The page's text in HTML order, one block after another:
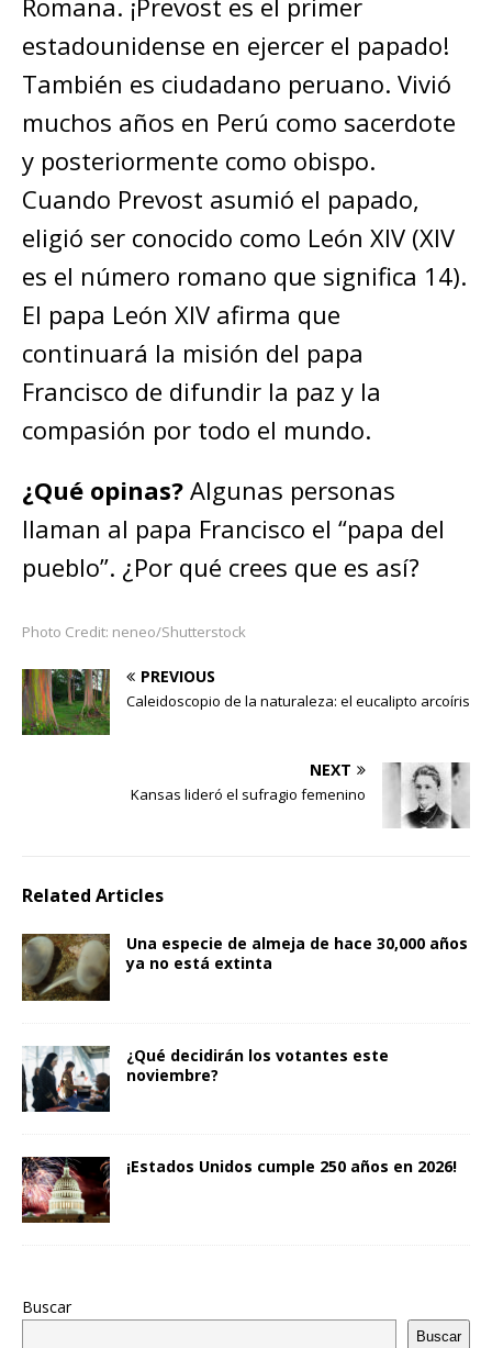
Romana. ¡Prevost es el primer
estadounidense en ejercer el papado!
También es ciudadano peruano. Vivió
muchos años en Perú como sacerdote
y posteriormente como obispo.
Cuando Prevost asumió el papado,
eligió ser conocido como León XIV (XIV
es el número romano que significa 14).
El papa León XIV afirma que
continuará la misión del papa
Francisco de difundir la paz y la
compasión por todo el mundo.
¿Qué opinas? Algunas personas
llaman al papa Francisco el “papa del
pueblo”. ¿Por qué crees que es así?
Photo Credit: neneo/Shutterstock
PREVIOUS
Caleidoscopio de la naturaleza: el eucalipto arcoíris
NEXT
Kansas lideró el sufragio femenino
Related Articles
Una especie de almeja de hace 30,000 años
ya no está extinta
¿Qué decidirán los votantes este
noviembre?
¡Estados Unidos cumple 250 años en 2026!
Buscar
Buscar